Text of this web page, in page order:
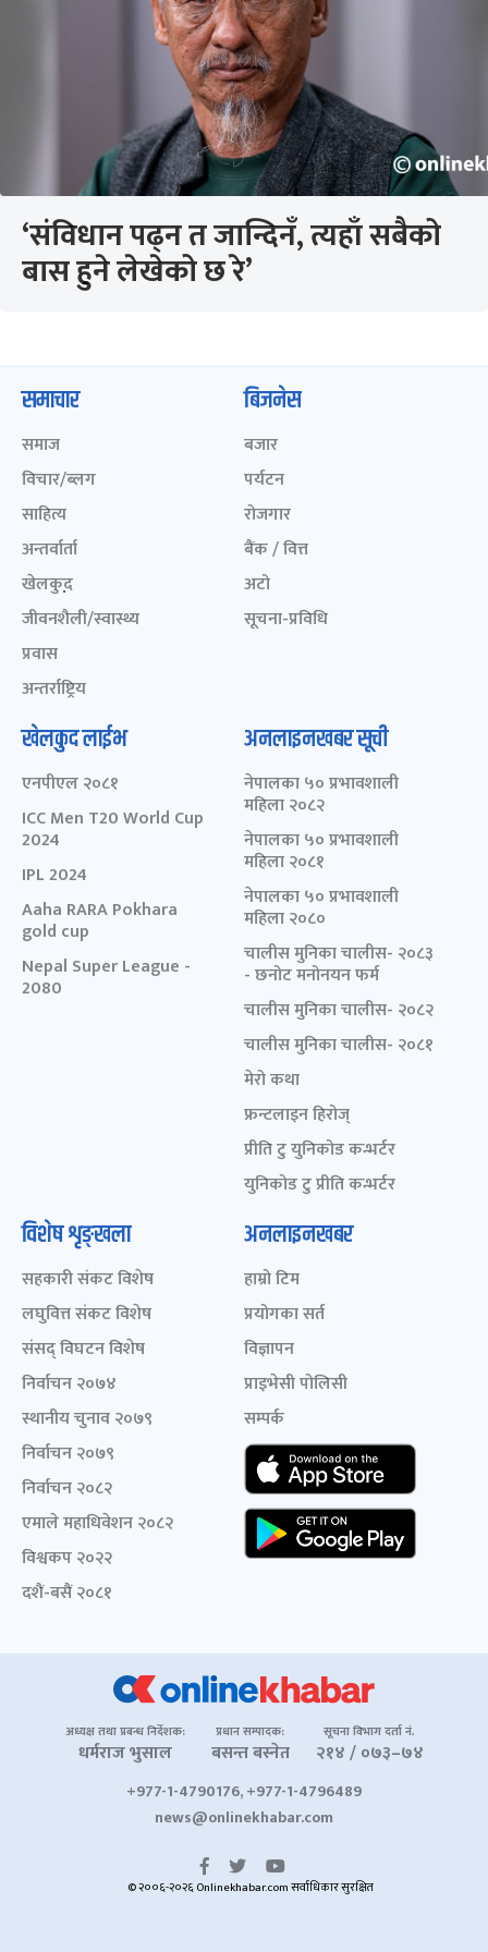
‘संविधान पढ्न त जान्दिनँ, त्यहाँ सबैको
बास हुने लेखेको छ रे’
समाचार
समाज
विचार/ब्लग
साहित्य
अन्तर्वार्ता
खेलकुद़़
जीवनशैली/स्वास्थ्य
प्रवास
अन्तर्राष्ट्रिय
बिजनेस
बजार
पर्यटन
रोजगार
बैंक / वित्त
अटो
सूचना-प्रविधि
खेलकुद लाईभ
एनपीएल २०८१
ICC Men T20 World Cup
2024
IPL 2024
Aaha RARA Pokhara
gold cup
Nepal Super League -
2080
अनलाइनखबर सूची
नेपालका ५० प्रभावशाली
महिला २०८२
नेपालका ५० प्रभावशाली
महिला २०८१
नेपालका ५० प्रभावशाली
महिला २०८०
चालीस मुनिका चालीस- २०८३
- छनोट मनोनयन फर्म
चालीस मुनिका चालीस- २०८२
चालीस मुनिका चालीस- २०८१
मेरो कथा
फ्रन्टलाइन हिरोज्
प्रीति टु युनिकोड कन्भर्टर
युनिकोड टु प्रीति कन्भर्टर
विशेष शृङ्खला
सहकारी संकट विशेष
लघुवित्त संकट विशेष
संसद् विघटन विशेष
निर्वाचन २०७४
स्थानीय चुनाव २०७९
निर्वाचन २०७९
निर्वाचन २०८२
एमाले महाधिवेशन २०८२
विश्वकप २०२२
दशैं-बसैं २०८१
अनलाइनखबर
हाम्रो टिम
प्रयोगका सर्त
विज्ञापन
प्राइभेसी पोलिसी
सम्पर्क
अध्यक्ष तथा प्रबन्ध निर्देशक:
धर्मराज भुसाल
प्रधान सम्पादक:
बसन्त बस्नेत
सूचना विभाग दर्ता नं.
२१४ / ०७३–७४
+977-1-4790176, +977-1-4796489
news@onlinekhabar.com
© २००६-२०२६ Onlinekhabar.com सर्वाधिकार सुरक्षित